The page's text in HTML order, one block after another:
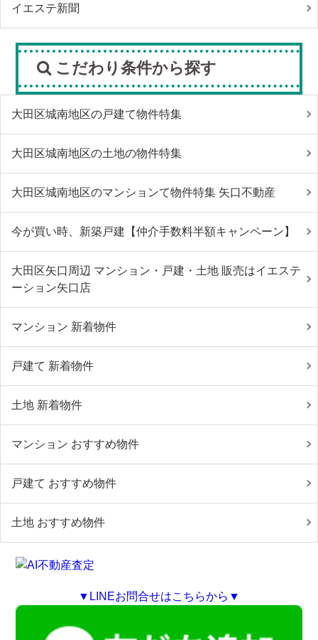
イエステ新聞
こだわり条件から探す
大田区城南地区の戸建て物件特集
大田区城南地区の土地の物件特集
大田区城南地区のマンションて物件特集 矢口不動産
今が買い時、新築戸建【仲介手数料半額キャンペーン】
大田区矢口周辺 マンション・戸建・土地 販売はイエステ
ーション矢口店
マンション 新着物件
戸建て 新着物件
土地 新着物件
マンション おすすめ物件
戸建て おすすめ物件
土地 おすすめ物件
▼LINEお問合せはこちらから▼